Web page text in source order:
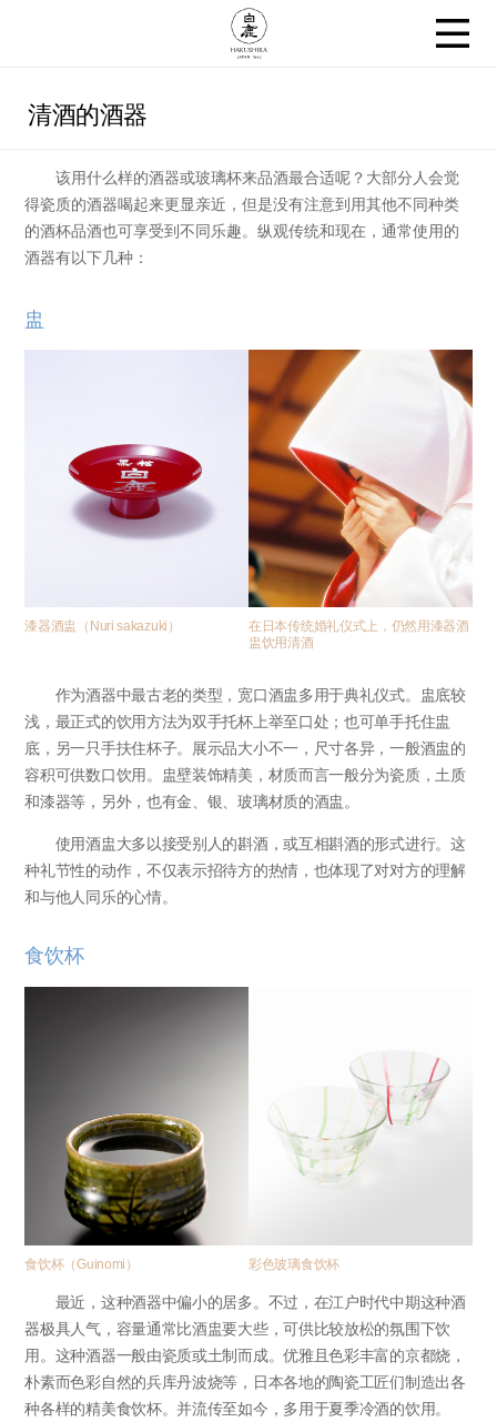
清酒的酒器
该用什么样的酒器或玻璃杯来品酒最合适呢？大部分人会觉
得瓷质的酒器喝起来更显亲近，但是没有注意到用其他不同种类
的酒杯品酒也可享受到不同乐趣。纵观传统和现在，通常使用的
酒器有以下几种：
盅
漆器酒盅（Nuri sakazuki）
在日本传统婚礼仪式上，仍然用漆器酒
盅饮用清酒
作为酒器中最古老的类型，宽口酒盅多用于典礼仪式。盅底较
浅，最正式的饮用方法为双手托杯上举至口处；也可单手托住盅
底，另一只手扶住杯子。展示品大小不一，尺寸各异，一般酒盅的
容积可供数口饮用。盅壁装饰精美，材质而言一般分为瓷质，土质
和漆器等，另外，也有金、银、玻璃材质的酒盅。
使用酒盅大多以接受别人的斟酒，或互相斟酒的形式进行。这
种礼节性的动作，不仅表示招待方的热情，也体现了对对方的理解
和与他人同乐的心情。
食饮杯
食饮杯（Guinomi） 彩色玻璃食饮杯
最近，这种酒器中偏小的居多。不过，在江户时代中期这种酒
器极具人气，容量通常比酒盅要大些，可供比较放松的氛围下饮
用。这种酒器一般由瓷质或土制而成。优雅且色彩丰富的京都烧，
朴素而色彩自然的兵库丹波烧等，日本各地的陶瓷工匠们制造出各
种各样的精美食饮杯。并流传至如今，多用于夏季冷酒的饮用。